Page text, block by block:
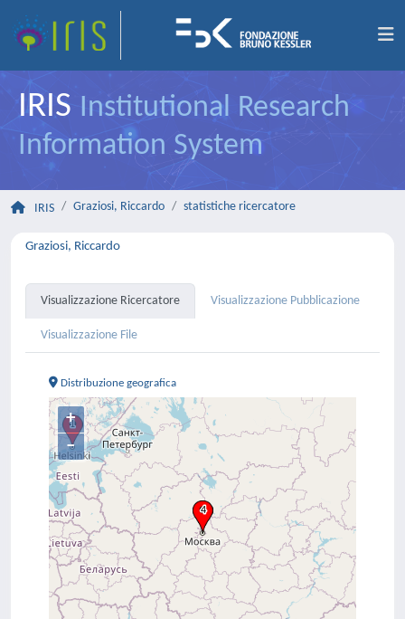
IRIS Institutional Research
Information System
IRIS Graziosi, Riccardo statistiche ricercatore
Graziosi, Riccardo
Visualizzazione Ricercatore Visualizzazione Pubblicazione
Visualizzazione File
Distribuzione geografica
+
–